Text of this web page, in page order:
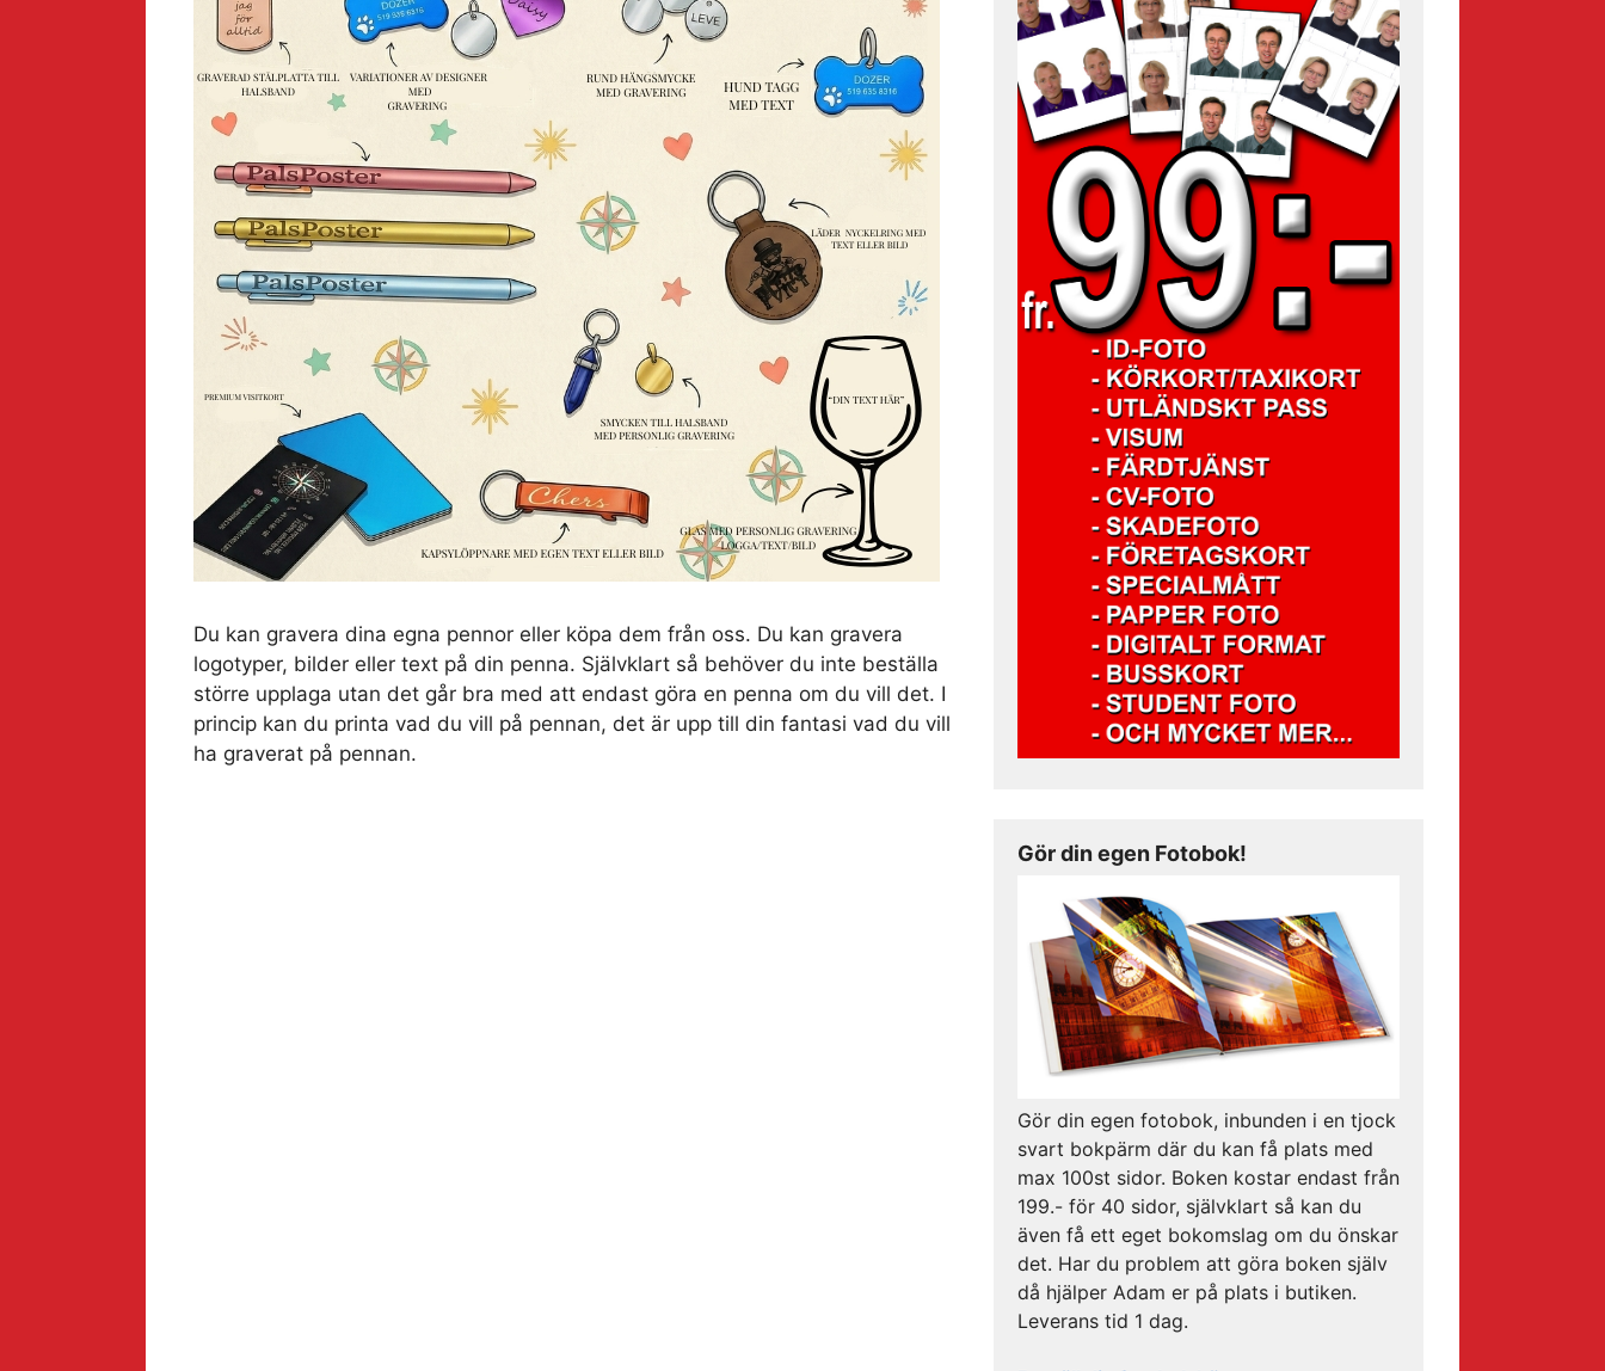
Du kan gravera dina egna pennor eller köpa dem från oss. Du kan gravera
logotyper, bilder eller text på din penna. Självklart så behöver du inte beställa
större upplaga utan det går bra med att endast göra en penna om du vill det. I
princip kan du printa vad du vill på pennan, det är upp till din fantasi vad du vill
ha graverat på pennan.
Gör din egen Fotobok!
Gör din egen fotobok, inbunden i en tjock
svart bokpärm där du kan få plats med
max 100st sidor. Boken kostar endast från
199.- för 40 sidor, självklart så kan du
även få ett eget bokomslag om du önskar
det. Har du problem att göra boken själv
då hjälper Adam er på plats i butiken.
Leverans tid 1 dag.